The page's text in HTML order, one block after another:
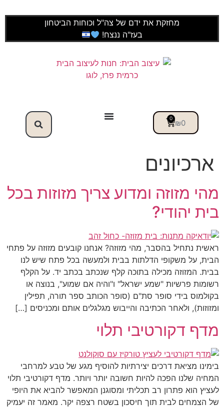
מחזקת את ידם של צה"ל וכוחות הביטחון
בעז"ה ננצח!
₪0
0
ארכיונים
מהי מזוזה ומדוע צריך מזוזות בכל
בית יהודי?
ראשית נתחיל בהסבר, מהי מזוזה? אנחנו קובעים מזוזה על פתחי
הבית, על משקופי הדלתות בבית ולמעשה בכל פתח שיש לנו
בבית. המזוזה מכילה בתוכה קלף שנכתב בכתב יד. על הקלף
רשומות פרשיות "שמע ישראל" ו"והיה אם שמוע", בנוצה או
בקולמוס בידי סופר סת"ם (סופר הכותב ספר תורה, תפילין
ומזוזות), ולאחר הכתיבה והייבוש מגלגלים אותם ומכניסים […]
מדף דקורטיבי תלוי
בימינו מציאת דרכים יצירתיות להוסיף מגע של טבע למרחבי
המחיה שלנו הפכה להיות חשובה יותר ויותר. מדף דקורטיבי תלוי
לעציץ הוא פתרון רב תכליתי ומסוגנן המאפשר להביא את היופי
של הצמחים לבית תוך חיסכון בשטח רצפה יקר. מאמר זה יעמיק